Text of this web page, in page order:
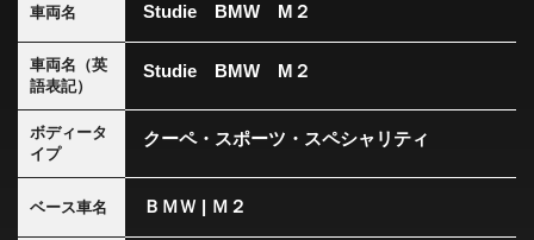
車両名 Studie BMW M２
車両名（英
語表記）
Studie BMW M２
ボディータ
イプ
クーペ・スポーツ・スペシャリティ
ベース車名 ＢＭＷ | Ｍ２